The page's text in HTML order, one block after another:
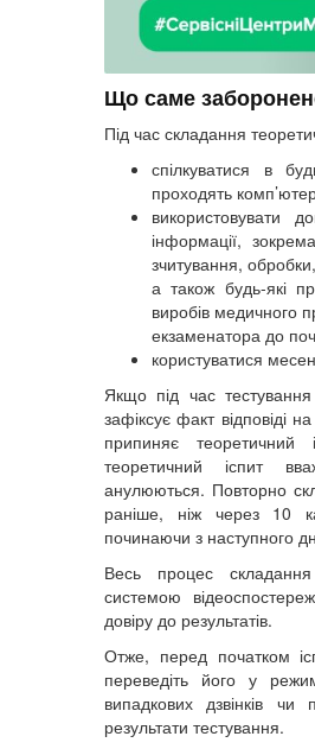
Що саме
Під час складання
спілкуватися в
проходять
використовувати
інформації,
зчитування,
а також будь-які
виробів медичного
екзаменатора до
користуватися
Якщо під час
зафіксує факт відповіді
припиняє
теоретичний іспит
анулюються. Повторно
раніше, ніж через 10
починаючи з наступного
Весь процес складання
системою
довіру до результатів.
Отже, перед початком
переведіть його у
випадкових дзвінків
результати тестування.